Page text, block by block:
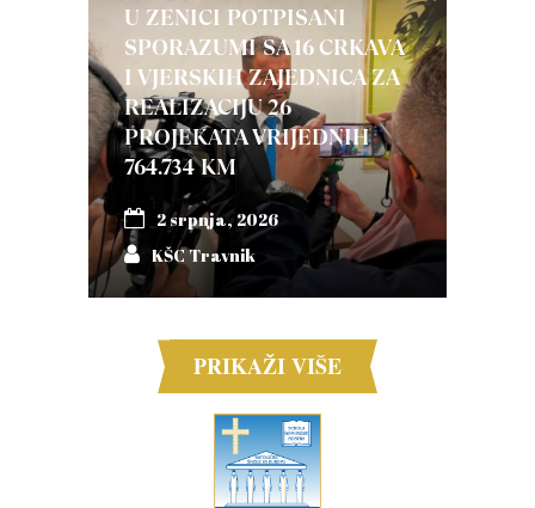
U ZENICI POTPISANI
SPORAZUMI SA 16 CRKAVA
I VJERSKIH ZAJEDNICA ZA
REALIZACIJU 26
PROJEKATA VRIJEDNIH
764.734 KM
2 srpnja, 2026
KŠC Travnik
PRIKAŽI VIŠE